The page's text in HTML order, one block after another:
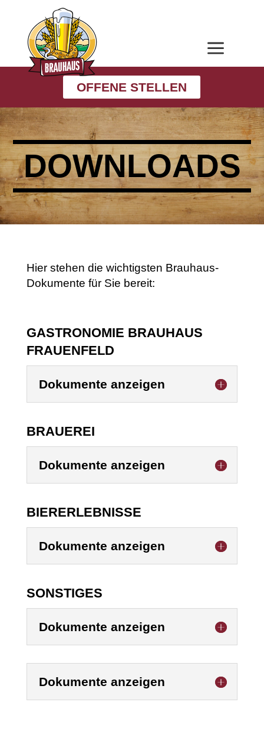
a
OFFENE STELLEN
DOWNLOADS
Hier stehen die wichtigsten Brauhaus-
Dokumente für Sie bereit:
GASTRONOMIE BRAUHAUS
FRAUENFELD
Dokumente anzeigen
BRAUEREI
Dokumente anzeigen
BIERERLEBNISSE
Dokumente anzeigen
SONSTIGES
Dokumente anzeigen
Dokumente anzeigen